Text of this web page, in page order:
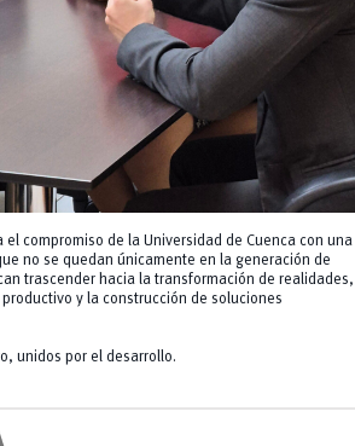
el compromiso de la Universidad de Cuenca con una
no se quedan únicamente en la generación de
trascender hacia la transformación de realidades,
y la construcción de soluciones
unidos por el desarrollo.